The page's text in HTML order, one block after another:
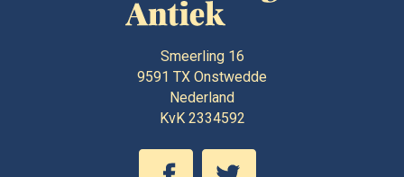
Smeerling 16
9591 TX Onstwedde
Nederland
KvK 2334592